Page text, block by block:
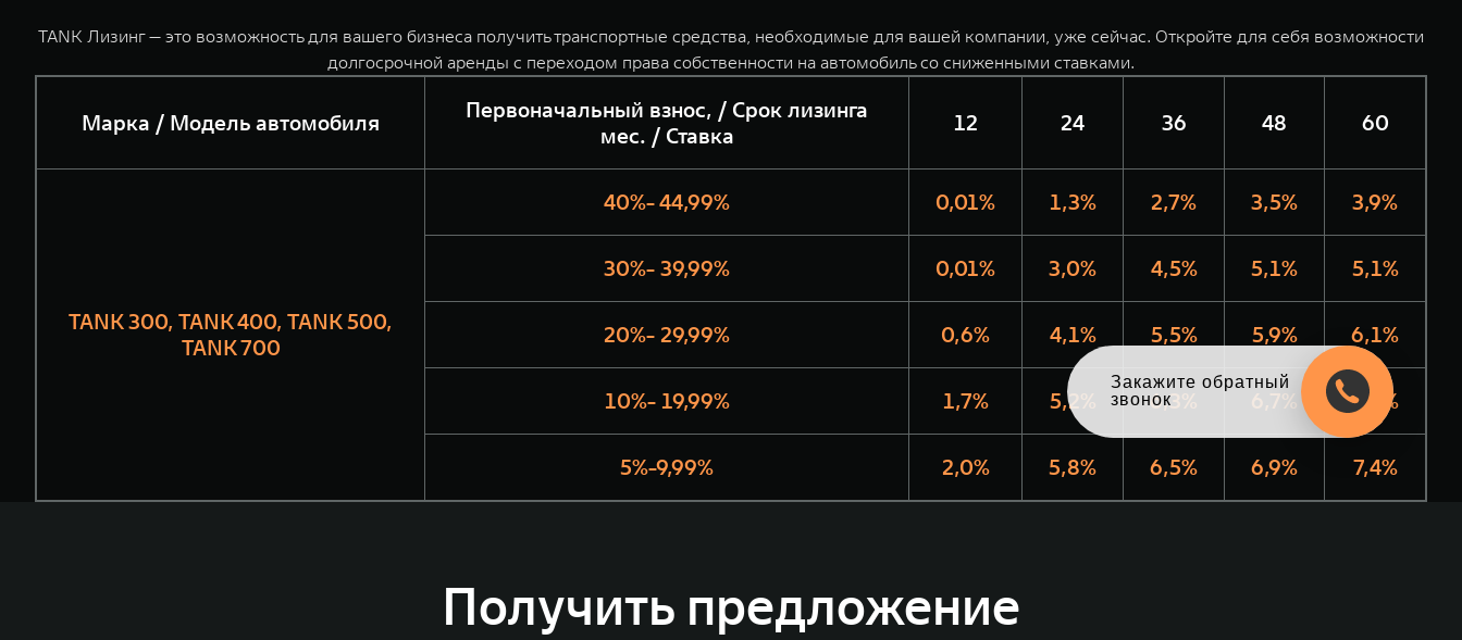
TANK Лизинг — это возможность для вашего бизнеса получить транспортные средства, необходимые для вашей компании, уже сейчас. Откройте для себя возможности
долгосрочной аренды с переходом права собственности на автомобиль со сниженными ставками.
Марка / Модель автомобиля
Первоначальный взнос, / Срок лизинга
мес. / Ставка
12 24 36 48 60
TANK 300, TANK 400, TANK 500,
TANK 700
40%- 44,99% 0,01% 1,3% 2,7% 3,5% 3,9%
30%- 39,99% 0,01% 3,0% 4,5% 5,1% 5,1%
20%- 29,99% 0,6% 4,1% 5,5% 5,9% 6,1%
10%- 19,99% 1,7% 5,2% 6,3% 6,7% 6,9%
5%-9,99% 2,0% 5,8% 6,5% 6,9% 7,4%
Получить предложение
Оцените свой авто
в обмен на новый